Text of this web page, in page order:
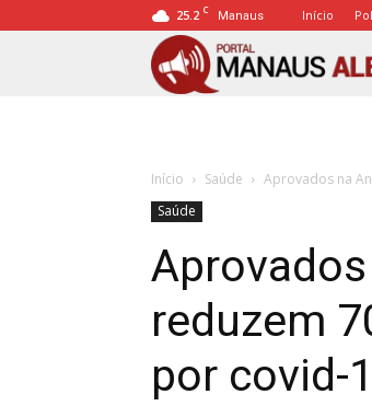
25.2 C Manaus Início
Início Saúde
Aprovados na
Saúde
reduzem
por covid-